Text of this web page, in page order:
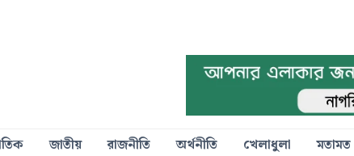
জাতীয় রাজনীতি অর্থনীতি খেলাধুলা মতামত